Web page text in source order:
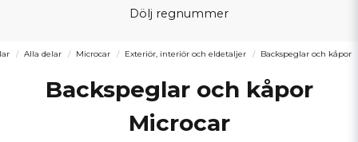
Dölj regnummer
Alla delar Microcar Exteriör, interiör och eldetaljer Backspeglar och kåpor
Backspeglar och kåpor
Microcar